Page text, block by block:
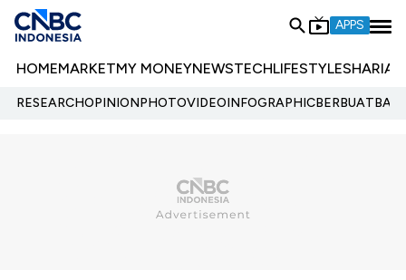
APPS
HOMEMARKETMY MONEYNEWSTECHLIFESTYLESHARIA
RESEARCHOPINIONPHOTOVIDEOINFOGRAPHIC